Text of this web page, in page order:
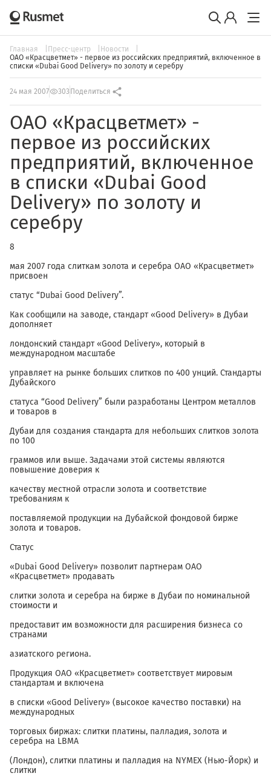
Главная Пресс-центр
Новости
ОАО «Красцветмет» - первое из российских предприятий, включенное в
списки «Dubai Good Delivery» по золоту и серебру
24 мая 2007 303 Поделиться
ОАО «Красцветмет» -
первое из российских
предприятий, включенное
в списки «Dubai Good
Delivery» по золоту и
серебру
8
мая 2007 года слиткам золота и серебра ОАО «Красцветмет»
присвоен
статус “Dubai Good Delivery”.
Как сообщили на заводе, стандарт «Good Delivery» в Дубаи
дополняет
лондонский стандарт «Good Delivery», который в
международном масштабе
управляет на рынке больших слитков по 400 унций. Стандарты
Дубайского
статуса “Good Delivery” были разработаны Центром металлов
и товаров в
Дубаи для создания стандарта для небольших слитков золота
по 100
граммов или выше. Задачами этой системы являются
повышение доверия к
качеству местной отрасли золота и соответствие
требованиям к
поставляемой продукции на Дубайской фондовой бирже
золота и товаров.
Статус
«Dubai Good Delivery» позволит партнерам ОАО
«Красцветмет» продавать
слитки золота и серебра на бирже в Дубаи по номинальной
стоимости и
предоставит им возможности для расширения бизнеса со
странами
азиатского региона.
Продукция ОАО «Красцветмет» соответствует мировым
стандартам и включена
в списки «Good Delivery» (высокое качество поставки) на
международных
торговых биржах: слитки платины, палладия, золота и
серебра на LBMA
(Лондон), слитки платины и палладия на NYMEX (Нью-Йорк) и
слитки